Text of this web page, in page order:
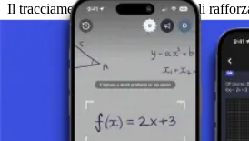
Il tracciamento dei grafici razionali
limiti, continuità e infinito e sviluppa
Scatta una foto del tuo compito e usa il
Grafici di Equazioni e Disequazioni Lineari